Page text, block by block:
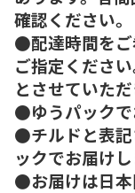
確認ください。
●配達時間をご
ご指定くださ
とさせていただ
●ゆうパックで
●チルドと表記
ックでお届けし
●お届けは日本